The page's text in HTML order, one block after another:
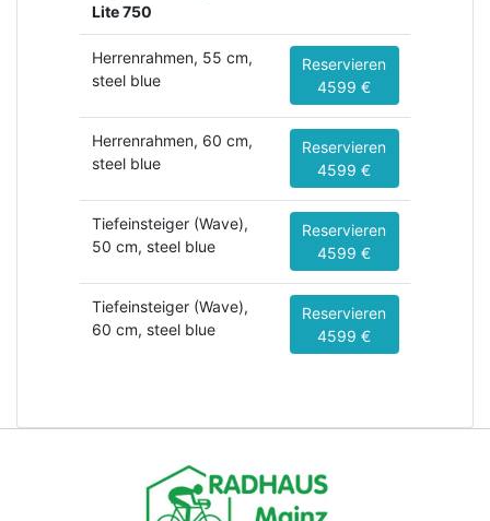
Lite 750
Herrenrahmen, 55 cm,
steel blue
Reservieren
4599 €
Herrenrahmen, 60 cm,
steel blue
Reservieren
4599 €
Tiefeinsteiger (Wave),
50 cm, steel blue
Reservieren
4599 €
Tiefeinsteiger (Wave),
60 cm, steel blue
Reservieren
4599 €